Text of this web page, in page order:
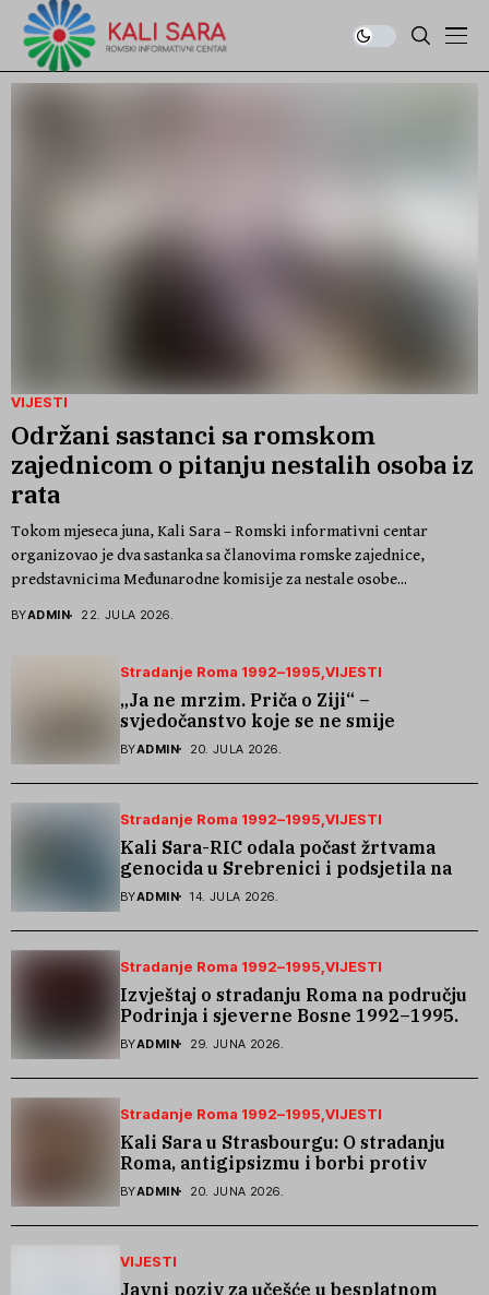
VIJESTI
Održani sastanci sa romskom
zajednicom o pitanju nestalih osoba iz
rata
Tokom mjeseca juna, Kali Sara – Romski informativni centar
organizovao je dva sastanka sa članovima romske zajednice,
predstavnicima Međunarodne komisije za nestale osobe...
BYADMIN 22. JULA 2026.
Stradanje Roma 1992–1995 VIJESTI
„Ja ne mrzim. Priča o Ziji“ –
svjedočanstvo koje se ne smije
zaboraviti
BYADMIN 20. JULA 2026.
Stradanje Roma 1992–1995 VIJESTI
Kali Sara-RIC odala počast žrtvama
genocida u Srebrenici i podsjetila na
stradanje Roma iz Skočića
BYADMIN 14. JULA 2026.
Stradanje Roma 1992–1995 VIJESTI
Izvještaj o stradanju Roma na području
Podrinja i sjeverne Bosne 1992–1995.
godine
BYADMIN 29. JUNA 2026.
Stradanje Roma 1992–1995 VIJESTI
Kali Sara u Strasbourgu: O stradanju
Roma, antigipsizmu i borbi protiv
govora mržnje
BYADMIN 20. JUNA 2026.
VIJESTI
Javni poziv za učešće u besplatnom